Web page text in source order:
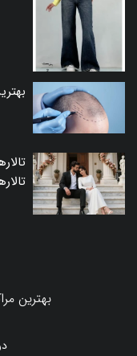
بهترین